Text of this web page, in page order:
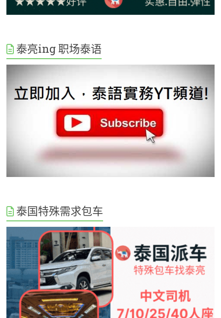
泰亮ing 职场泰语
泰国特殊需求包车